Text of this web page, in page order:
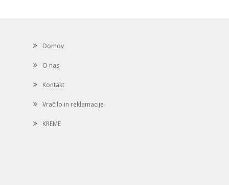
Domov
O nas
Kontakt
Vračilo in reklamacije
KREME